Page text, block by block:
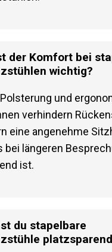
der Komfort bei
wichtig?
und
verhindern
eine angenehme
bei längeren
ist.
du stapelbare